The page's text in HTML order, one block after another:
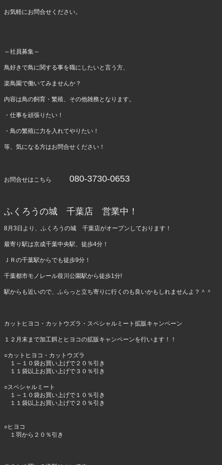
お気軽にお問合せください。
～社員募集～
鳥好きで鳥に関する事を職にしたいと言う方、
楽鳥園で働いてみませんか？
内容は鳥の飼育・繁殖、その他雑務となります。
・仕事を頑張りたい！
・鳥の繁殖に力を入れてやりたい！
等、気になる方はお問合せください！
お問合せはこちら080-3730-0653
ふくろうの城 千葉店 営業中！
8月3日より、ふくろうの城 千葉店がオープンしております！
最寄り駅は京成千葉中央駅、徒歩4分！
ＪＲの千葉駅からでも徒歩9分！
千葉都市モノレール葭川公園駅から徒歩1分!
駅からも近いので、ふらっと立ち寄りに行くのも良いかもしれませんよ？＾＾
カットヒヨコ・カットウズラ・スペシャルミート拡販キャンペーン
１２月末まで加工餌とヒヨコの拡販キャンペーンを行います！！
○カットヒヨコ・カットウズラ
１～１０袋お買い上げで２０％引き
１１袋以上お買い上げで３０％引き
○スペシャルミート
１～１０袋お買い上げで１０％引き
１１袋以上お買い上げで２０％引き
○ヒヨコ
１羽から２０％引き